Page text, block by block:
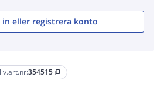
354515 content_copy
in eller registrera konto